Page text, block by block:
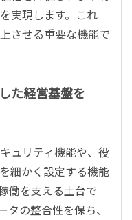
実現します。これ
させる重要な機能で
た経営基盤を
ュリティ機能や、役
細かく設定する機能
働を支える土台で
の整合性を保ち、